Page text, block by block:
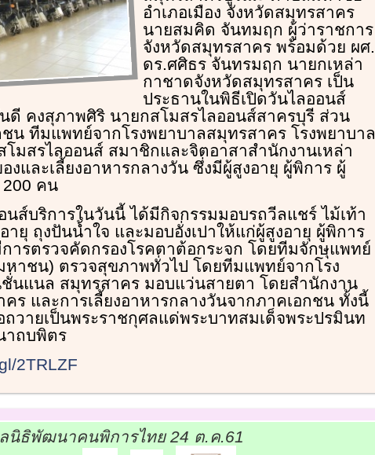
อำเภอเมือง จังหวัดสมุทรสาคร
นายสมคิด จันทมฤก ผู้ว่าราชการ
จังหวัดสมุทรสาคร พร้อมด้วย ผศ.
ดร.ศศิธร จันทรมฤก นายกเหล่า
กาชาดจังหวัดสมุทรสาคร เป็น
ประธานในพิธีเปิดวันไลออนส์
ดี คงสุภาพศิริ นายกสโมสรไลออนส์สาครบุรี ส่วน
ชน ทีมแพทย์จากโรงพยาบาลสมุทรสาคร โรงพยาบาล
มสรไลออนส์ สมาชิกและจิตอาสาสำนักงานเหล่า
และเลี้ยงอาหารกลางวัน ซึ่งมีผู้สูงอายุ ผู้พิการ ผู้
200 คน
นส์บริการในวันนี้ ได้มีกิจกรรมมอบรถวีลแชร์ ไม้เท้า
ยุ ถุงปันน้ำใจ และมอบอั่งเปาให้แก่ผู้สูงอายุ ผู้พิการ
ารตรวจคัดกรองโรคตาต้อกระจก โดยทีมจักษุแพทย์
หาชน) ตรวจสุขภาพทั่วไป โดยทีมแพทย์จากโรง
ชั่นแนล สมุทรสาคร มอบแว่นสายตา โดยสำนักงาน
ร และการเลี้ยงอาหารกลางวันจากภาคเอกชน ทั้งนี้
ถวายเป็นพระราชกุศลแด่พระบาทสมเด็จพระปรมินท
าถบพิตร
2TRLZF
นิธิพัฒนาคนพิการไทย 24 ต.ค.61